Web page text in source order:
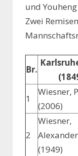
und
Zwei
Br.
1
Wiesner,
(2006)
2
Wiesner,
Alexander
(1949)